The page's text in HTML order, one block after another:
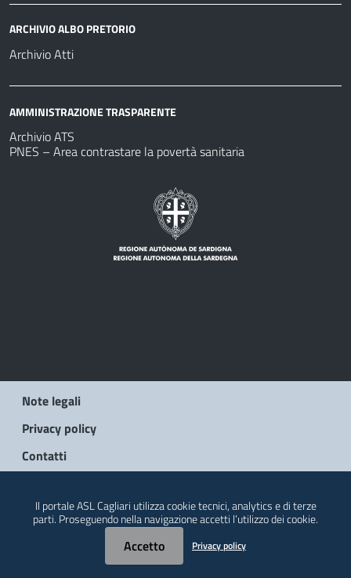
ARCHIVIO ALBO PRETORIO
Archivio Atti
AMMINISTRAZIONE TRASPARENTE
Archivio ATS
PNES – Area contrastare la povertà sanitaria
Note legali
Privacy policy
Contatti
Il portale ASL Cagliari utilizza cookie tecnici, analytics e di terze
parti. Proseguendo nella navigazione accetti l’utilizzo dei cookie.
Accetto Privacy policy